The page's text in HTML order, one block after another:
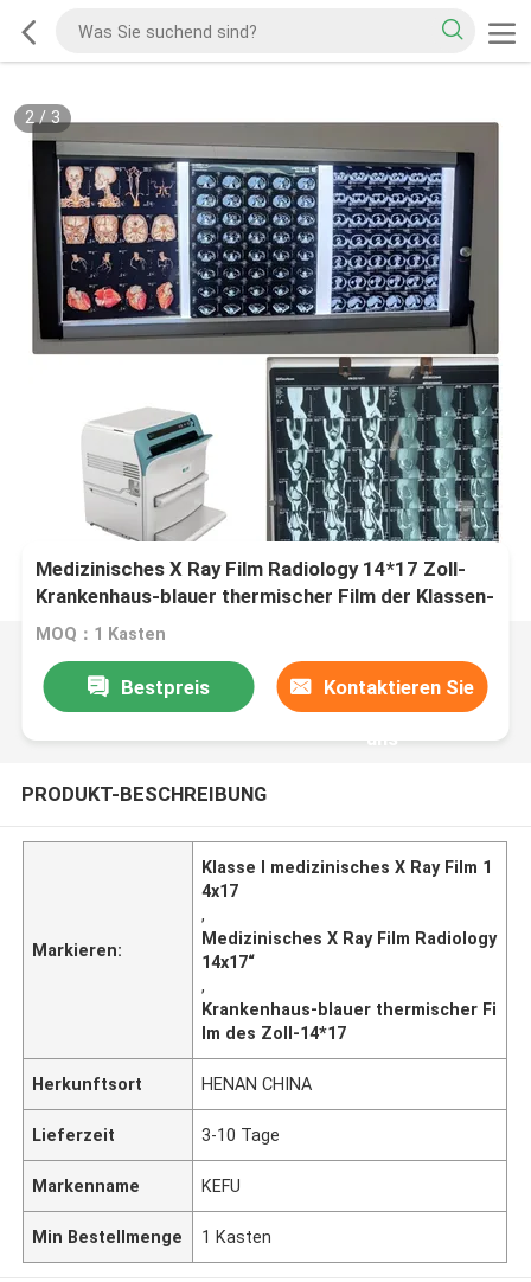
2/3
Medizinisches X Ray Film Radiology 14*17 Zoll-
Krankenhaus-blauer thermischer Film der Klassen-
IMOQ：1 Kasten
Bestpreis Kontaktieren Sie
uns
PRODUKT-BESCHREIBUNG
Markieren:
Klasse I medizinisches X Ray Film 1
4x17
,
Medizinisches X Ray Film Radiology
14x17“
,
Krankenhaus-blauer thermischer Fi
lm des Zoll-14*17
Herkunftsort HENAN CHINA
Lieferzeit 3-10 Tage
Markenname KEFU
Min Bestellmenge 1 Kasten